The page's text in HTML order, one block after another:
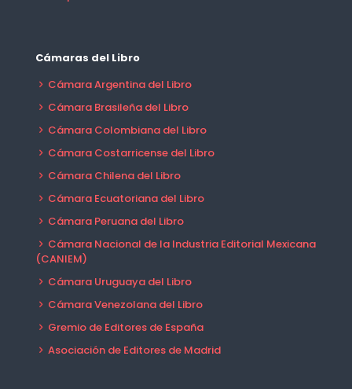
Cámaras del Libro
Cámara Argentina del Libro
Cámara Brasileña del Libro
Cámara Colombiana del Libro
Cámara Costarricense del Libro
Cámara Chilena del Libro
Cámara Ecuatoriana del Libro
Cámara Peruana del Libro
Cámara Nacional de la Industria Editorial Mexicana
(CANIEM)
Cámara Uruguaya del Libro
Cámara Venezolana del Libro
Gremio de Editores de España
Asociación de Editores de Madrid